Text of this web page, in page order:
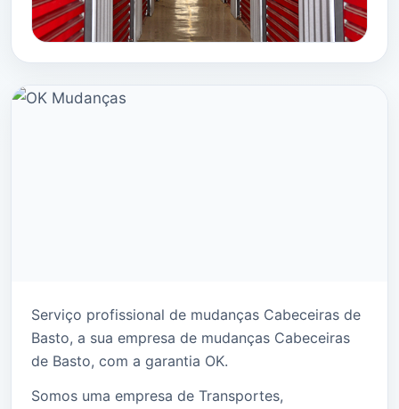
Serviço profissional de mudanças Cabeceiras de
Basto, a sua empresa de mudanças Cabeceiras
de Basto, com a garantia OK.
Somos uma empresa de Transportes,